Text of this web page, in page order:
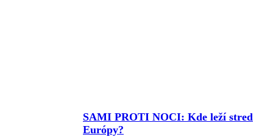
SAMI PROTI NOCI: Kde leží stred
Európy?